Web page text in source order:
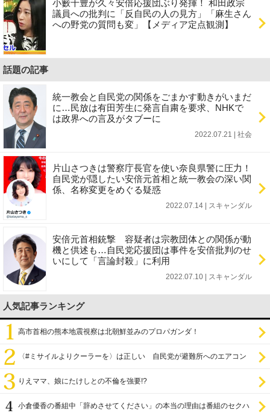
小籔千豊が久々安倍応援団ぶり発揮！ 和田政宗
議員への批判に「反自民の人の見方」「麻生さん
への野党の質問も変」【メディア定点観測】
話題の記事
統一教会と自民党の関係をごまかす動きがいまだ
に…民放は有田芳生に発言自粛を要求、NHKで
は政界への言及がタブーに
2022.07.21 | 社会
片山さつきは警察庁長官を使い奈良県警に圧力！
自民党が隠したい安倍元首相と統一教会の深い関
係、名称変更をめぐる疑惑
2022.07.14 | スキャンダル
安倍元首相銃撃 容疑者は宗教団体との関係が動
機と供述も…自民党応援団は事件を安倍批判のせ
いにして「言論封殺」に利用
2022.07.10 | スキャンダル
人気記事ランキング
高市首相の熊本地震視察は北朝鮮並みのプロパガンダ！
〈#ミサイルよりクーラーを〉は正しい 自民党が避難所へのエアコン
りえママ、娘にたけしとの不倫を強要!?
小倉優香の番組中「辞めさせてください」の本当の理由は番組のセクハ